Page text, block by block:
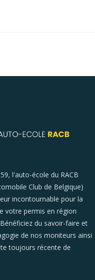
l'auto-école du RACB
Club de Belgique)
incontournable pour la
votre permis en région
du savoir-faire et
de nos moniteurs ainsi
toujours récente de